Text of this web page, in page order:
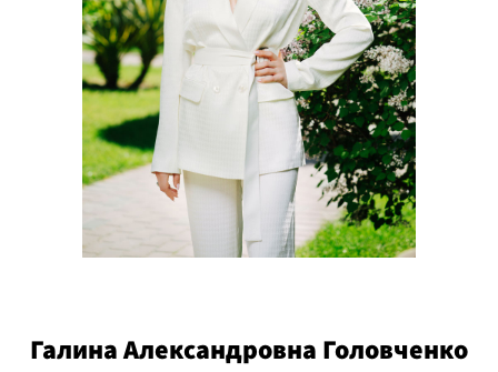
Галина Александровна Головченко